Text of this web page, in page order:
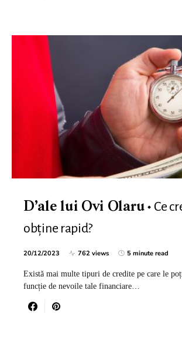
D’ale lui Ovi Olaru
Ce
obține rapid?
20/12/2023 762 views 5 minute read
Există mai multe tipuri de credite pe care le
funcție de nevoile tale financiare…